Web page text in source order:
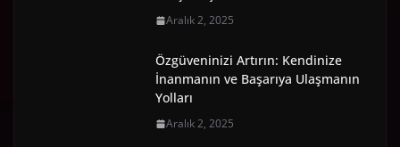
Aralık 2, 2025
Özgüveninizi Artırın: Kendinize
İnanmanın ve Başarıya Ulaşmanın
Yolları
Aralık 2, 2025